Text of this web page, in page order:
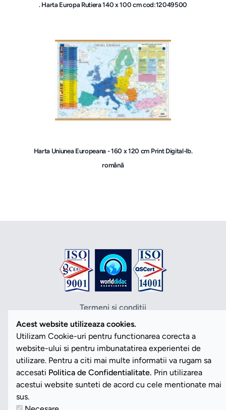
. Harta Europa Rutiera 140 x 100 cm cod:12049500
Harta Uniunea Europeana - 160 x 120 cm Print Digital-lb.
română
Termeni si conditii
Politica de confidentialitate
Politica cookies
ANPC
SOL
SAL
Vezi Cookies
Acest website utilizeaza cookies.
Utilizam Cookie-uri pentru functionarea corecta a
website-ului si pentru imbunatatirea experientei de
utilizare. Pentru a citi mai multe informatii va rugam sa
accesati Politica de Confidentialitate. Prin utilizarea
acestui website sunteti de acord cu cele mentionate mai
sus.